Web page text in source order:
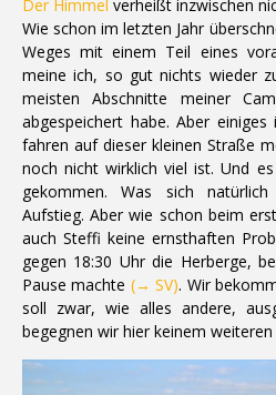
Der Himmel verheißt inzwischen
Wie schon im letzten Jahr
Weges mit einem Teil eines
meine ich, so gut nichts wieder
meisten Abschnitte meiner
abgespeichert habe. Aber
fahren auf dieser kleinen Straße
noch nicht wirklich viel ist. Und
gekommen. Was sich
Aufstieg. Aber wie schon beim
auch Steffi keine ernsthaften
gegen 18:30 Uhr die Herberge,
Pause machte (→ SV). Wir
soll zwar, wie alles andere,
begegnen wir hier keinem weiteren